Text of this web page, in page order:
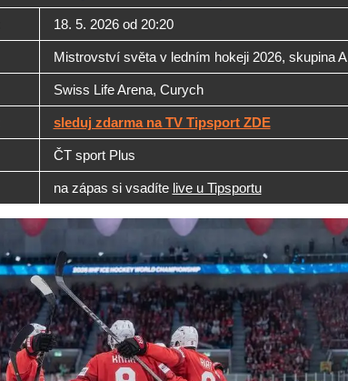
18. 5. 2026 od 20:20
Mistrovství světa v ledním hokeji 2026, skupina A
Swiss Life Arena, Curych
sleduj zdarma na TV Tipsport ZDE
ČT sport Plus
na zápas si vsadíte live u Tipsportu